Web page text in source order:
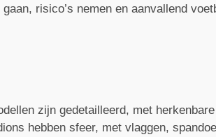
risico’s nemen en aanvallend
zijn gedetailleerd, met
hebben sfeer, met vlaggen,